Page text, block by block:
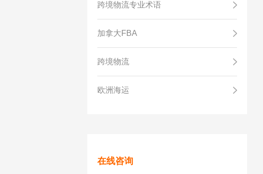
跨境物流专业术语
加拿大FBA
跨境物流
欧洲海运
在线咨询